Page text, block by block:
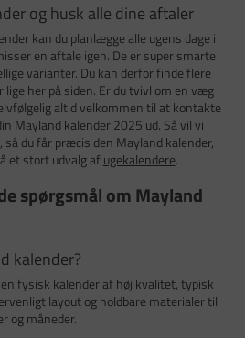
og husk alle dine aftaler
kan du planlægge alle ugens dage i
en aftale igen. De er super smarte
varianter. Du kan derfor finde flere
lige her på siden. Er du tvivl om en væg
altid velkommen til at kontakte
Mayland kalender 2025 ud. Så vil vi
du får præcis den Mayland kalender,
et stort udvalg afugekalendere.
spørgsmål om Mayland
kalender?
fysisk kalender af høj kvalitet, typisk
layout og holdbare materialer til
og måneder.